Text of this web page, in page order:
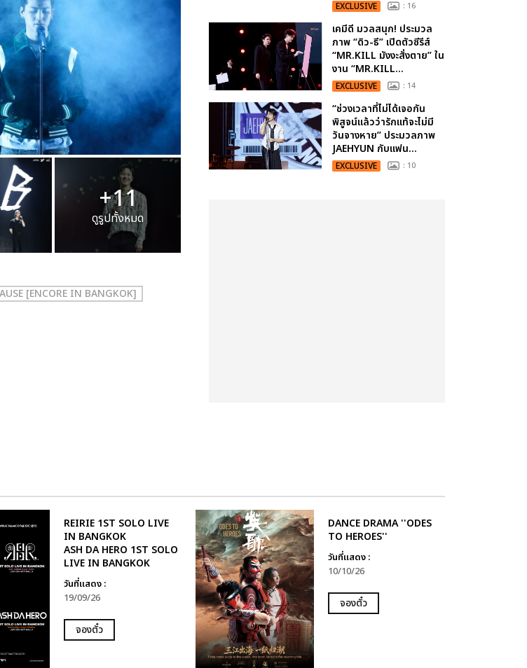
+11
ดูรูปทั้งหมด
[ENCORE IN BANGKOK]
EXCLUSIVE : 16
เคมีดี มวลสนุก! ประมวล
ภาพ “ดิว-ธี” เปิดตัวซีรีส์
“MR.KILL มังงะสั่งตาย” ใน
งาน “MR.KILL...
EXCLUSIVE : 14
“ช่วงเวลาที่ไม่ได้เจอกัน
พิสูจน์แล้วว่ารักแท้จะไม่มี
วันจางหาย” ประมวลภาพ
JAEHYUN กับแฟน...
EXCLUSIVE : 10
REIRIE 1ST SOLO LIVE
IN BANGKOK
ASH DA HERO 1ST SOLO
LIVE IN BANGKOK
วันที่แสดง :
19/09/26
จองตั๋ว
DANCE DRAMA ''ODES
TO HEROES''
วันที่แสดง :
10/10/26
จองตั๋ว